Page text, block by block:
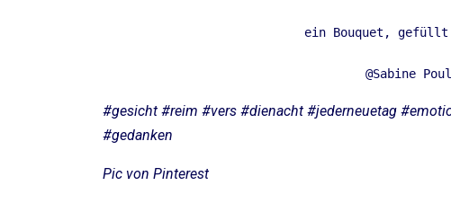
ein Bouquet,
@Sabine
#gesicht #reim #vers #dienacht #jederneuetag
#gedanken
Pic von Pinterest